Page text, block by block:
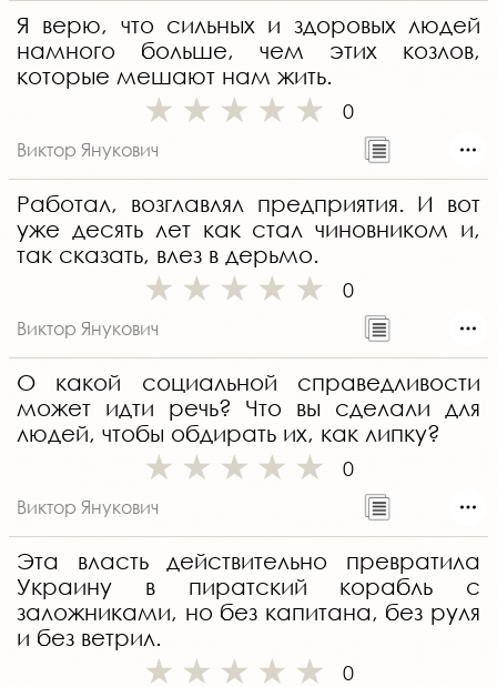
Я верю, что сильных и здоровых людей
намного больше, чем этих козлов,
которые мешают нам жить.
0
Виктор Янукович
Работал, возглавлял предприятия. И вот
уже десять лет как стал чиновником и,
так сказать, влез в дерьмо.
0
Виктор Янукович
О какой социальной справедливости
может идти речь? Что вы сделали для
людей, чтобы обдирать их, как липку?
0
Виктор Янукович
Эта власть действительно превратила
Украину в пиратский корабль с
заложниками, но без капитана, без руля
и без ветрил.
0